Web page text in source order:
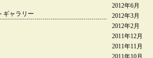
ギャラリー
2012年6月
2012年3月
2012年2月
2011年12月
2011年11月
2011年10月